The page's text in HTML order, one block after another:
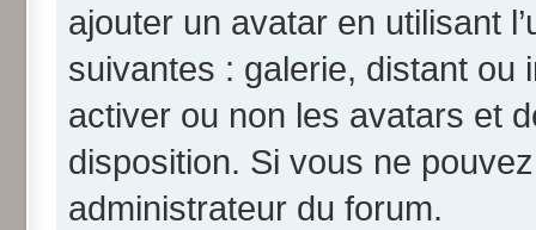
ajouter un avatar en utilisant
suivantes : galerie, distant ou
activer ou non les avatars et
disposition. Si vous ne
administrateur du forum.